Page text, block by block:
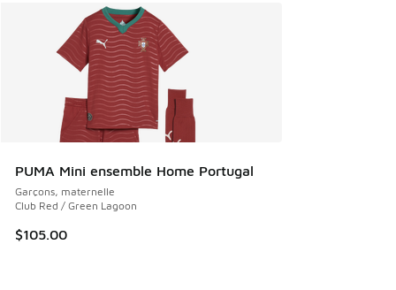
Search Results
PUMA Mini ensemble Home Portugal
Garçons, maternelle
Club Red / Green Lagoon
$105.00